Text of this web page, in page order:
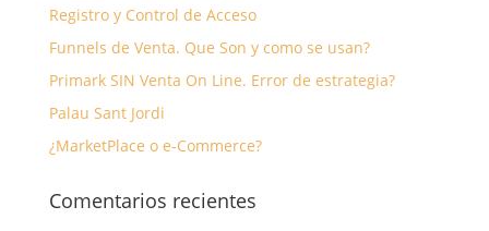
Registro y Control de Acceso
Funnels de Venta. Que Son y como se usan?
Primark SIN Venta On Line. Error de estrategia?
Palau Sant Jordi
¿MarketPlace o e-Commerce?
Comentarios recientes